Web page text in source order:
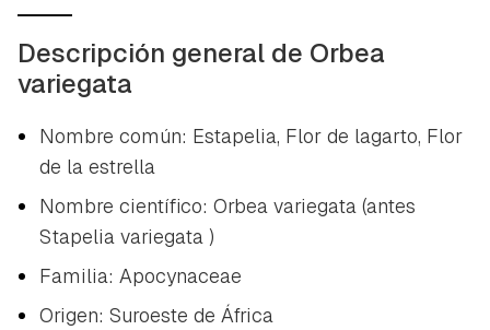
Descripción general de Orbea
variegata
Nombre común: Estapelia, Flor de lagarto, Flor
de la estrella
Nombre científico: Orbea variegata (antes
Stapelia variegata )
Familia: Apocynaceae
Origen: Suroeste de África